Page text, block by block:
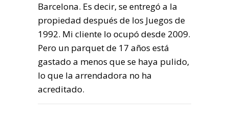
Barcelona. Es decir, se entregó a la
propiedad después de los Juegos de
1992. Mi cliente lo ocupó desde 2009.
Pero un parquet de 17 años está
gastado a menos que se haya pulido,
lo que la arrendadora no ha
acreditado.